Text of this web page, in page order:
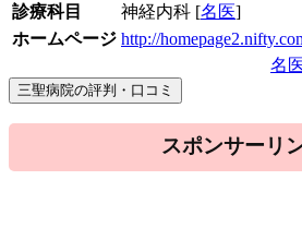
診療科目
神経内科 [名医]
ホームページ http://
名
スポンサーリ